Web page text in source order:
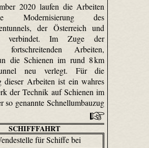
2020 laufen die Arbeiten
des
der Österreich und
verbindet. Im Zuge der
fortschreitenden Arbeiten,
die Schienen im rund 8 km
neu verlegt. Für die
dieser Arbeiten ist ein wahres
der Technik auf Schienen im
so genannte Schnellumbauzug
SCHIFFFAHRT